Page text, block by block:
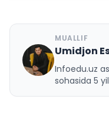
U
MUALLIF
Umidjon
Infoedu.uz
sohasida 5